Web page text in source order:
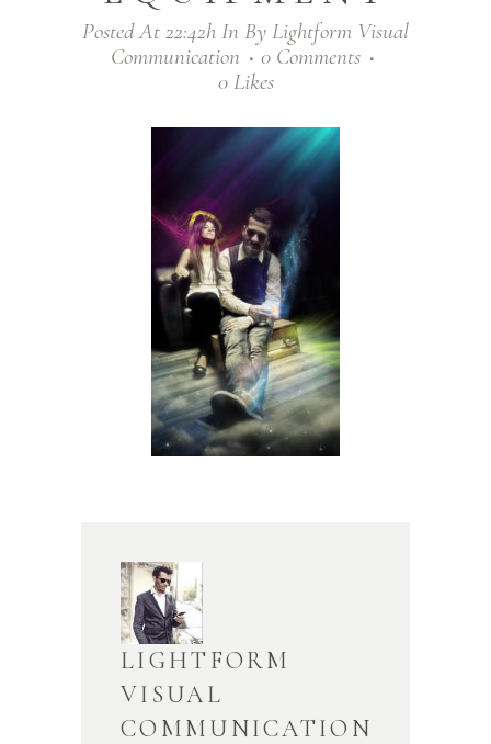
Posted At 22:42h In By Lightform Visual
Communication
0 Comments
0 Likes
LIGHTFORM
VISUAL
COMMUNICATION